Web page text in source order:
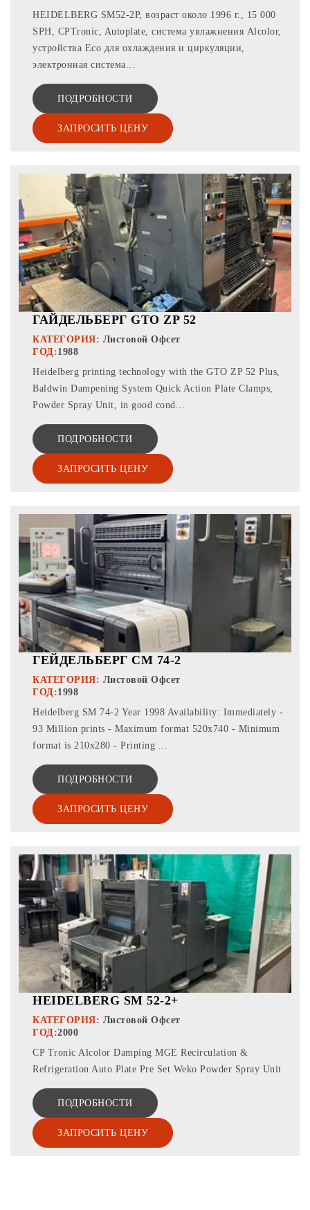
HEIDELBERG SM52-2P, возраст около 1996 г., 15 000
SPH, CPTronic, Autoplate, система увлажнения Alcolor,
устройства Eco для охлаждения и циркуляции,
электронная система...
ПОДРОБНОСТИ
ЗАПРОСИТЬ ЦЕНУ
ГАЙДЕЛЬБЕРГ GTO ZP 52
КАТЕГОРИЯ: Листовой Офсет
ГОД:1988
Heidelberg printing technology with the GTO ZP 52 Plus,
Baldwin Dampening System Quick Action Plate Clamps,
Powder Spray Unit, in good cond...
ПОДРОБНОСТИ
ЗАПРОСИТЬ ЦЕНУ
ГЕЙДЕЛЬБЕРГ СМ 74-2
КАТЕГОРИЯ: Листовой Офсет
ГОД:1998
Heidelberg SM 74-2 Year 1998 Availability: Immediately -
93 Million prints - Maximum format 520x740 - Minimum
format is 210x280 - Printing ...
ПОДРОБНОСТИ
ЗАПРОСИТЬ ЦЕНУ
HEIDELBERG SM 52-2+
КАТЕГОРИЯ: Листовой Офсет
ГОД:2000
CP Tronic Alcolor Damping MGE Recirculation &
Refrigeration Auto Plate Pre Set Weko Powder Spray Unit
ПОДРОБНОСТИ
ЗАПРОСИТЬ ЦЕНУ